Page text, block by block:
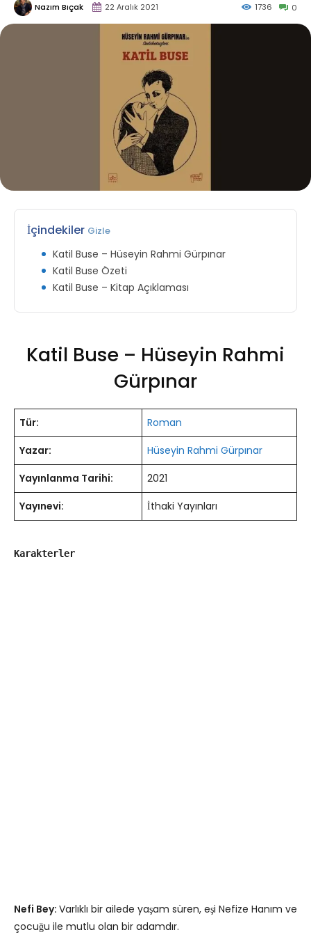
Nazım Bıçak 22 Aralık 2021 0
1736
İçindekiler Gizle
Katil Buse – Hüseyin Rahmi Gürpınar
Katil Buse Özeti
Katil Buse – Kitap Açıklaması
Katil Buse – Hüseyin Rahmi
Gürpınar
Tür:
Roman
Yazar:
Hüseyin Rahmi Gürpınar
Yayınlanma Tarihi:
2021
Yayınevi:
İthaki Yayınları
Karakterler
Nefi Bey: Varlıklı bir ailede yaşam süren, eşi Nefize Hanım ve
çocuğu ile mutlu olan bir adamdır.